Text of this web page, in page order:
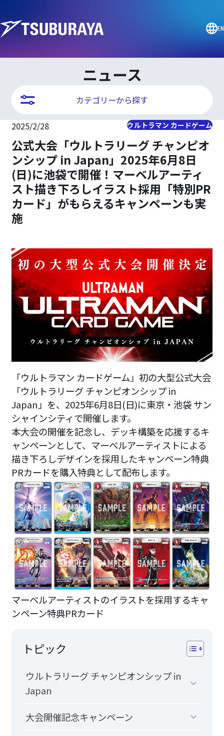
EN
ニュース
カテゴリーから探す
2025/2/28 ウルトラマン カードゲーム
公式大会「ウルトラリーグ チャンピオ
ンシップ in Japan」2025年6月8日
(日)に池袋で開催！マーベルアーティ
スト描き下ろしイラスト採用「特別PR
カード」がもらえるキャンペーンも実
施
「ウルトラマン カードゲーム」初の大型公式大会
「ウルトラリーグ チャンピオンシップ in
Japan」を、2025年6月8日(日)に東京・池袋 サン
シャインシティで開催します。
本大会の開催を記念し、デッキ構築を応援するキ
ャンペーンとして、マーベルアーティストによる
描き下ろしデザインを採用したキャンペーン特典
PRカードを購入特典として配布します。
マーベルアーティストのイラストを採用するキャ
ンペーン特典PRカード
トピック
ウルトラリーグ チャンピオンシップ in
Japan
大会開催記念キャンペーン